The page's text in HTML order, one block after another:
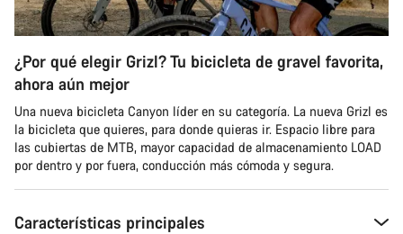
¿Por qué elegir Grizl? Tu bicicleta de gravel favorita,
ahora aún mejor
Una nueva bicicleta Canyon líder en su categoría. La nueva Grizl es
la bicicleta que quieres, para donde quieras ir. Espacio libre para
las cubiertas de MTB, mayor capacidad de almacenamiento LOAD
por dentro y por fuera, conducción más cómoda y segura.
Características principales